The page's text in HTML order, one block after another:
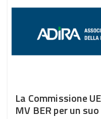
La Commissione
MV BER per un